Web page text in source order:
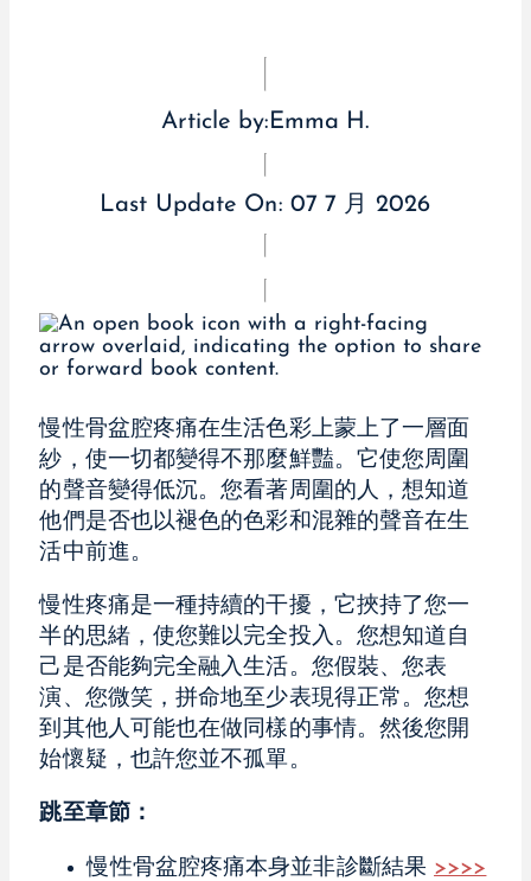
Article by:Emma H.
Last Update On: 07 7 月 2026
慢性骨盆腔疼痛在生活色彩上蒙上了一層面
紗，使一切都變得不那麼鮮豔。它使您周圍
的聲音變得低沉。您看著周圍的人，想知道
他們是否也以褪色的色彩和混雜的聲音在生
活中前進。
慢性疼痛是一種持續的干擾，它挾持了您一
半的思緒，使您難以完全投入。您想知道自
己是否能夠完全融入生活。您假裝、您表
演、您微笑，拼命地至少表現得正常。您想
到其他人可能也在做同樣的事情。然後您開
始懷疑，也許您並不孤單。
跳至章節：
慢性骨盆腔疼痛本身並非診斷結果 >>>>